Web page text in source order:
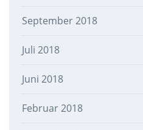
September 2018
Juli 2018
Juni 2018
Februar 2018